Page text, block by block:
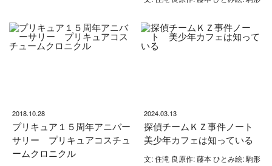
2018.10.28
プリキュア１５周年アニバー
サリー プリキュアコスチュ
ームクロニクル
2024.03.13
探偵チームＫＺ事件ノート
美少年カフェは知っている
文: 住滝 良原作: 藤本 ひとみ絵: 駒形